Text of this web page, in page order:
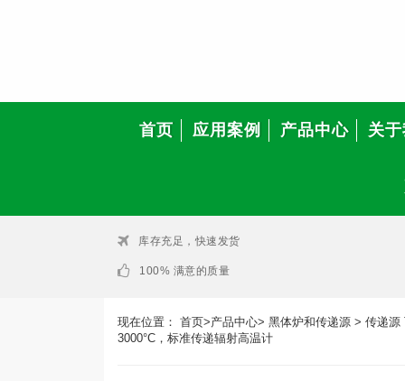
首页 应用案例 产品中心 关
库存充足，快速发货
100% 满意的质量
现在位置： 首页>产品中心> 黑体炉和传递源 > 传递源
3000°C，标准传递辐射高温计